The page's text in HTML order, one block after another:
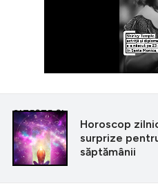
CITEȘTE ȘI
Horoscop
surprize
săptămânii